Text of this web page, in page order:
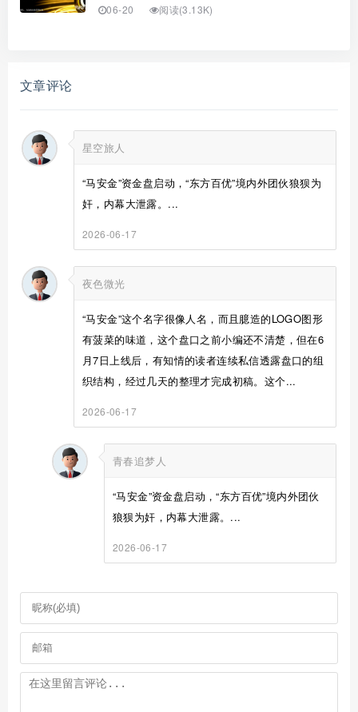
06-20 阅读(3.13K)
文章评论
星空旅人
“马安金”资金盘启动，“东方百优”境内外团伙狼狈为
奸，内幕大泄露。...
2026-06-17
夜色微光
“马安金”这个名字很像人名，而且臆造的LOGO图形
有菠菜的味道，这个盘口之前小编还不清楚，但在6
月7日上线后，有知情的读者连续私信透露盘口的组
织结构，经过几天的整理才完成初稿。这个...
2026-06-17
青春追梦人
“马安金”资金盘启动，“东方百优”境内外团伙
狼狈为奸，内幕大泄露。...
2026-06-17